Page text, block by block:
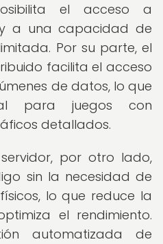
el acceso a
a una capacidad de
Por su parte, el
facilita el acceso
de datos, lo que
para juegos con
detallados.
por otro lado,
sin la necesidad de
lo que reduce la
el rendimiento.
automatizada de